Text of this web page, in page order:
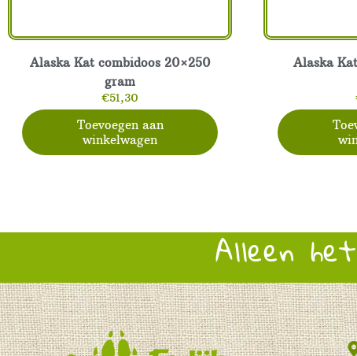
Alaska Kat combidoos 20×250
gram
€51,30
Toevoegen aan
winkelwagen
Alaska
Alleen